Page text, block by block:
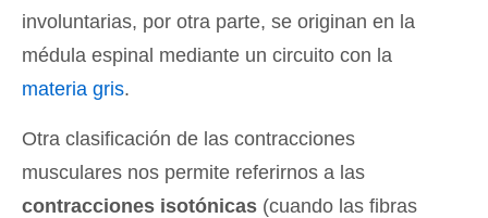
involuntarias, por otra parte, se originan en la
médula espinal mediante un circuito con la
materia gris.
Otra clasificación de las contracciones
musculares nos permite referirnos a las
contracciones isotónicas (cuando las fibras